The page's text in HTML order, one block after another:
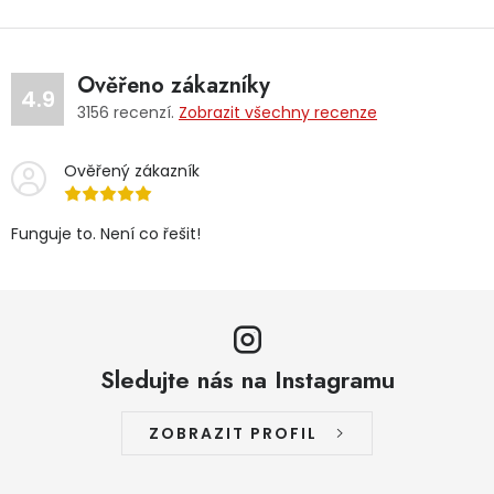
4.9 Ověřeno zákazníky
3156 recenzí. Zobrazit všechny recenze
Ověřený zákazník
Funguje to. Není co řešit!
Sledujte nás na Instagramu
ZOBRAZIT PROFIL